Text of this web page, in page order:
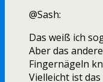
@Sash:
Das weiß ich
Aber das
Fingernägeln
Vielleicht ist